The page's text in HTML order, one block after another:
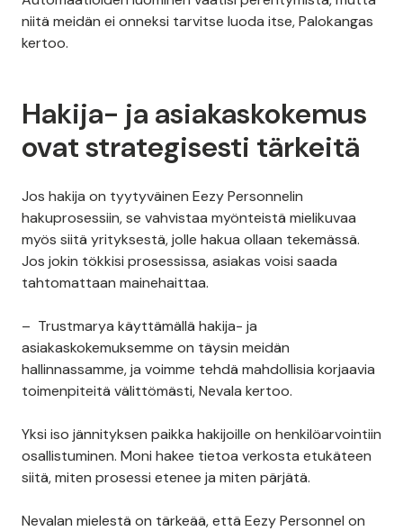
niitä meidän ei onneksi tarvitse luoda itse, Palokangas
kertoo.
Hakija- ja asiakaskokemus
ovat strategisesti tärkeitä
Jos hakija on tyytyväinen Eezy Personnelin
hakuprosessiin, se vahvistaa myönteistä mielikuvaa
myös siitä yrityksestä, jolle hakua ollaan tekemässä.
Jos jokin tökkisi prosessissa, asiakas voisi saada
tahtomattaan mainehaittaa.
– Trustmarya käyttämällä hakija- ja
asiakaskokemuksemme on täysin meidän
hallinnassamme, ja voimme tehdä mahdollisia korjaavia
toimenpiteitä välittömästi, Nevala kertoo.
Yksi iso jännityksen paikka hakijoille on henkilöarvointiin
osallistuminen. Moni hakee tietoa verkosta etukäteen
siitä, miten prosessi etenee ja miten pärjätä.
Nevalan mielestä on tärkeää, että Eezy Personnel on